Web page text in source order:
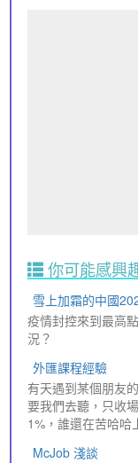
你可能感興
雪上加霜的中國
疫情封控來到最高
況？
外匯課程經驗
有天遇到某個朋友
要我們去聽，只收
1%，誰還在苦哈哈
McJob 淺談